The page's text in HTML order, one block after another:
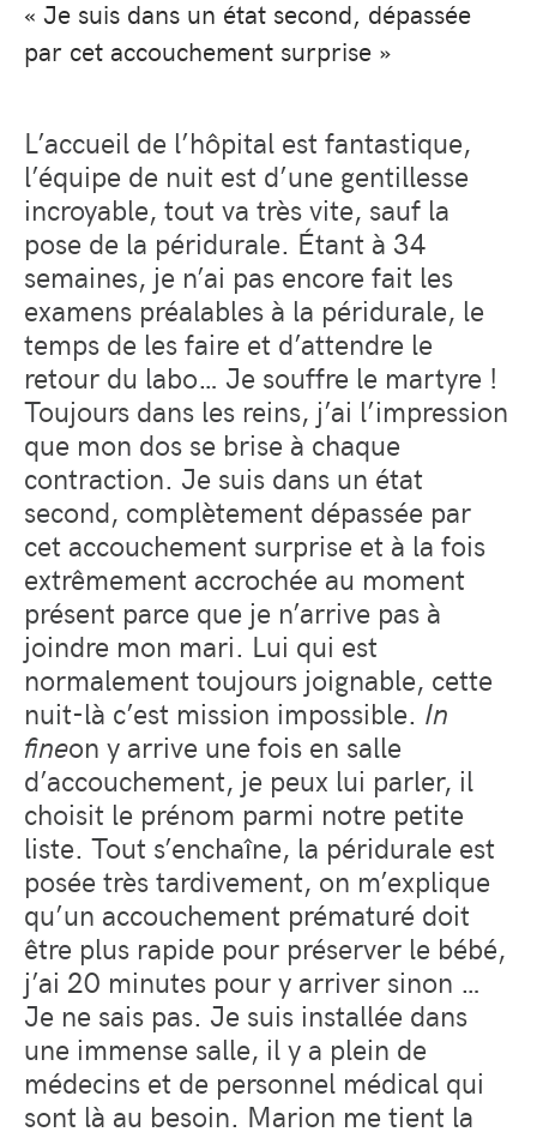
« Je suis dans un état second, dépassée
par cet accouchement surprise »
L’accueil de l’hôpital est fantastique,
l’équipe de nuit est d’une gentillesse
incroyable, tout va très vite, sauf la
pose de la péridurale. Étant à 34
semaines, je n’ai pas encore fait les
examens préalables à la péridurale, le
temps de les faire et d’attendre le
retour du labo… Je souffre le martyre !
Toujours dans les reins, j’ai l’impression
que mon dos se brise à chaque
contraction. Je suis dans un état
second, complètement dépassée par
cet accouchement surprise et à la fois
extrêmement accrochée au moment
présent parce que je n’arrive pas à
joindre mon mari. Lui qui est
normalement toujours joignable, cette
nuit-là c’est mission impossible. In
fineon y arrive une fois en salle
d’accouchement, je peux lui parler, il
choisit le prénom parmi notre petite
liste. Tout s’enchaîne, la péridurale est
posée très tardivement, on m’explique
qu’un accouchement prématuré doit
être plus rapide pour préserver le bébé,
j’ai 20 minutes pour y arriver sinon …
Je ne sais pas. Je suis installée dans
une immense salle, il y a plein de
médecins et de personnel médical qui
sont là au besoin. Marion me tient la